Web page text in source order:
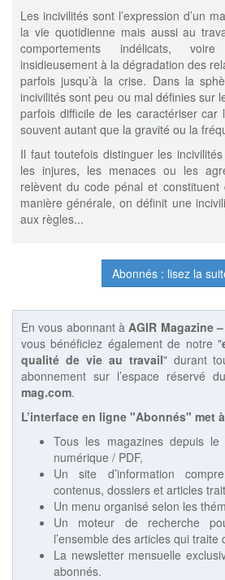
Les incivilités sont l’expression d’un
la vie quotidienne mais aussi au
comportements indélicats,
insidieusement à la dégradation des
parfois jusqu’à la crise. Dans la
incivilités sont peu ou mal définies sur
parfois difficile de les caractériser car
souvent autant que la gravité ou la
Il faut toutefois distinguer les
les injures, les menaces ou les
relèvent du code pénal et constituent
manière générale, on définit une
aux règles...
Abonnés : lisez la
En vous abonnant à AGIR Magazine
vous bénéficiez également de notre "
qualité de vie au travail" durant
abonnement sur l’espace réservé
mag.com.
L’interface en ligne "Abonnés" met
Tous les magazines depuis
numérique / PDF,
Un site d’information
contenus, dossiers et articles
Un menu organisé selon les
Un moteur de recherche
l’ensemble des articles qui traite
La newsletter mensuelle
abonnés.